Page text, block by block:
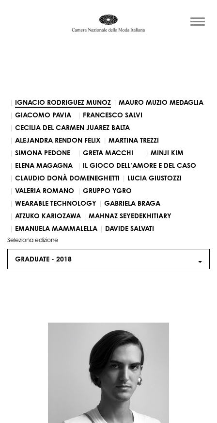
IGNACIO RODRIGUEZ MUNOZ
MAURO MUZIO MEDAGLIA
GIACOMO PAVIA
FRANCESCO SALVI
CECILIA DEL CARMEN JUAREZ BALTA
ALEJANDRA RENDON FELIX
MARTINA TREZZI
SIMONA PEDONE
GRETA MACCHI
MINJI KIM
ELENA MAGAGNA
IL GIOCO DELL’AMORE E DEL CASO
CLAUDIO DONÀ DOMENEGHETTI
LUCIA GIUSTOZZI
VALERIA ROMANO
GRUPPO YGRO
WEARABLE TECHNOLOGY
GABRIELA BRAGA
ATZUKO KARIOZAWA
MAHNAZ SEYEDEKHITIARY
EMANUELA MAMMALELLA
DAVIDE SALVATI
Seleziona edizione
GRADUATE - 2018